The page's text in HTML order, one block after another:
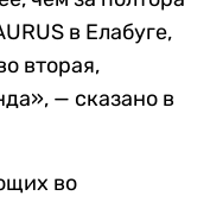
в Елабуге,
вторая,
— сказано в
во